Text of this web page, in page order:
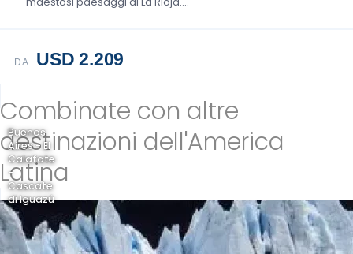
DA USD 2.209
Combinate con altre
destinazioni dell'America
Latina
Buenos
Aires - El
Calafate
-
Cascate
di Iguazú